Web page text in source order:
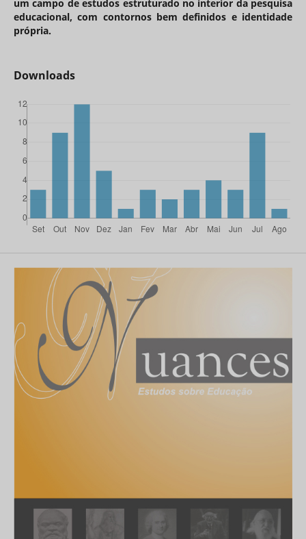
um campo de estudos estruturado no interior da pesquisa
educacional, com contornos bem definidos e identidade
própria.
Downloads